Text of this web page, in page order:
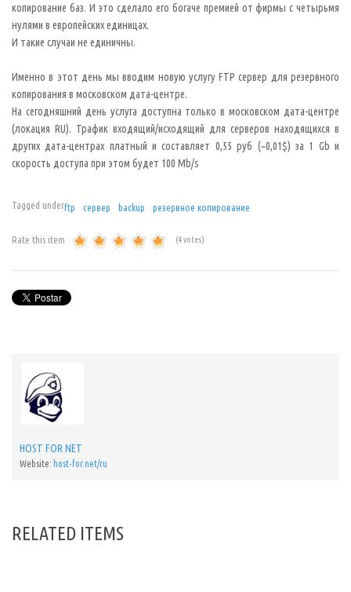
копирование баз. И это сделало его богаче премией от фирмы с четырьмя
нулями в европейских единицах.
И такие случаи не единичны.
Именно в этот день мы вводим новую услугу FTP сервер для резервного
копирования в московском дата-центре.
На сегодняшний день услуга доступна только в московском дата-центре
(локация RU). Трафик входящий/исходящий для серверов находящихся в
других дата-центрах платный и составляет 0,55 руб (~0,01$) за 1 Gb и
скорость доступа при этом будет 100 Mb/s
Tagged underftp сервер backup резервное копирование
Rate this item (4 votes)
HOST FOR NET
Website: host-for.net/ru
RELATED ITEMS